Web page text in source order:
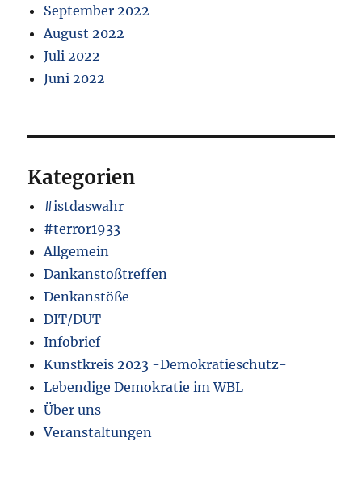
September 2022
August 2022
Juli 2022
Juni 2022
Kategorien
#istdaswahr
#terror1933
Allgemein
Dankanstoßtreffen
Denkanstöße
DIT/DUT
Infobrief
Kunstkreis 2023 -Demokratieschutz-
Lebendige Demokratie im WBL
Über uns
Veranstaltungen